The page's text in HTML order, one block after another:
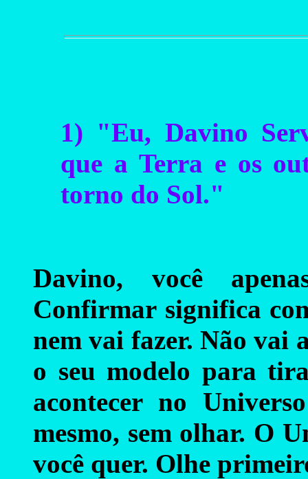
1) "Eu, Davino
que a Terra e os
torno do Sol."
Davino, você
Confirmar significa
nem vai fazer. Não vai
o seu modelo para
acontecer no
mesmo, sem olhar. O
você quer. Olhe